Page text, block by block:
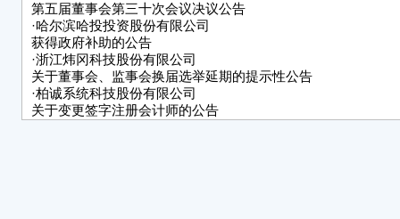
第五届董事会第三十次会议决议公告
·哈尔滨哈投投资股份有限公司
获得政府补助的公告
·浙江炜冈科技股份有限公司
关于董事会、监事会换届选举延期的提示性公告
·柏诚系统科技股份有限公司
关于变更签字注册会计师的公告